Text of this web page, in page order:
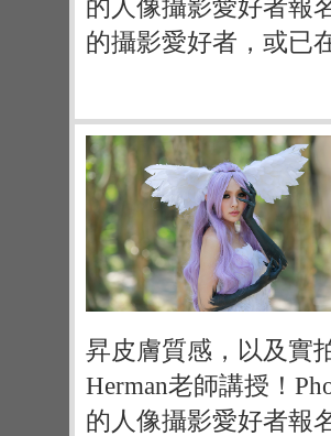
的人像攝影愛好者報
的攝影愛好者，或已
昇皮膚質感，以及實
Herman老師講授！
的人像攝影愛好者報